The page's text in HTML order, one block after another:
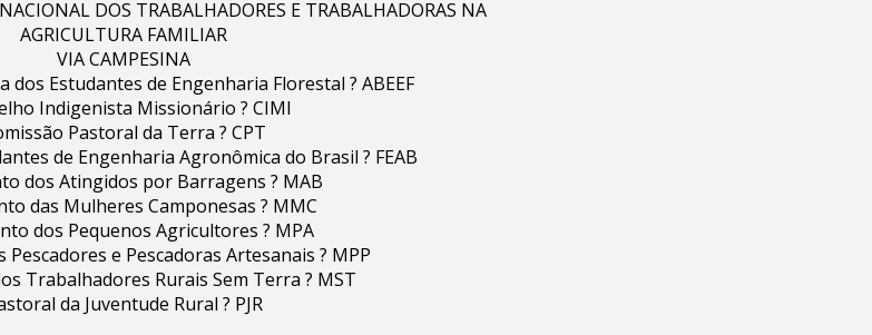
DOS TRABALHADORES E TRABALHADORAS NA
AGRICULTURA FAMILIAR
VIA CAMPESINA
dos Estudantes de Engenharia Florestal ? ABEEF
Indigenista Missionário ? CIMI
Pastoral da Terra ? CPT
de Engenharia Agronômica do Brasil ? FEAB
dos Atingidos por Barragens ? MAB
das Mulheres Camponesas ? MMC
dos Pequenos Agricultores ? MPA
e Pescadoras Artesanais ? MPP
Trabalhadores Rurais Sem Terra ? MST
da Juventude Rural ? PJR